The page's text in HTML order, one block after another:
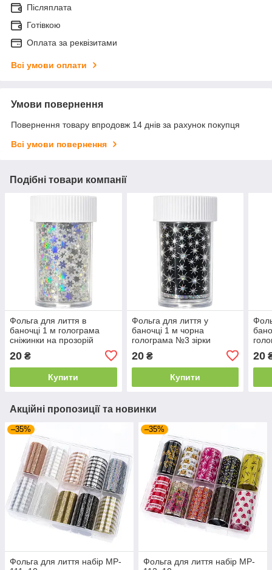
Післяплата
Готівкою
Оплата за реквізитами
Всі умови оплати
Умови повернення
Повернення товару впродовж 14 днів за рахунок покупця
Всі умови повернення
Подібні товари компанії
Фольга для лиття в
баночці 1 м голограма
сніжинки на прозорій
20 ₴
Купити
Фольга для лиття у
баночці 1 м чорна
голограма №3 зірки
20₴
Купити
20
Акційні пропозиції та новинки
–35%
Фольга для лиття набір MP-
–35%
Фольга для лиття набір MP-